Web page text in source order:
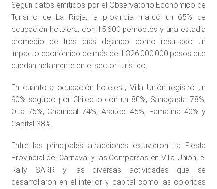
Según datos emitidos por el Observatorio Económico de
Turismo de La Rioja, la provincia marcó un 65% de
ocupación hotelera, con 15.600 pernoctes y una estadía
promedio de tres días dejando como resultado un
impacto económico de más de 1.326.000.000 pesos que
quedan netamente en el sector turístico.
En cuanto a ocupación hotelera, Villa Unión registró un
90% seguido por Chilecito con un 80%, Sanagasta 78%,
Olta 75%, Chamical 74%, Arauco 45%, Famatina 40% y
Capital 38%.
Entre las principales atracciones estuvieron La Fiesta
Provincial del Carnaval y las Comparsas en Villa Unión, el
Rally SARR y las diversas actividades que se
desarrollaron en el interior y capital como las coloridas